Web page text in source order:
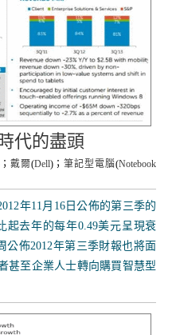
代的盡頭
戴爾(Dell)； 筆記型電腦(Notebook
年11月16日公佈的第三季的
起去年的每年0.49美元呈現衰
佈2012年第三季財報也將面
甚至企業人士轉向購買智慧型